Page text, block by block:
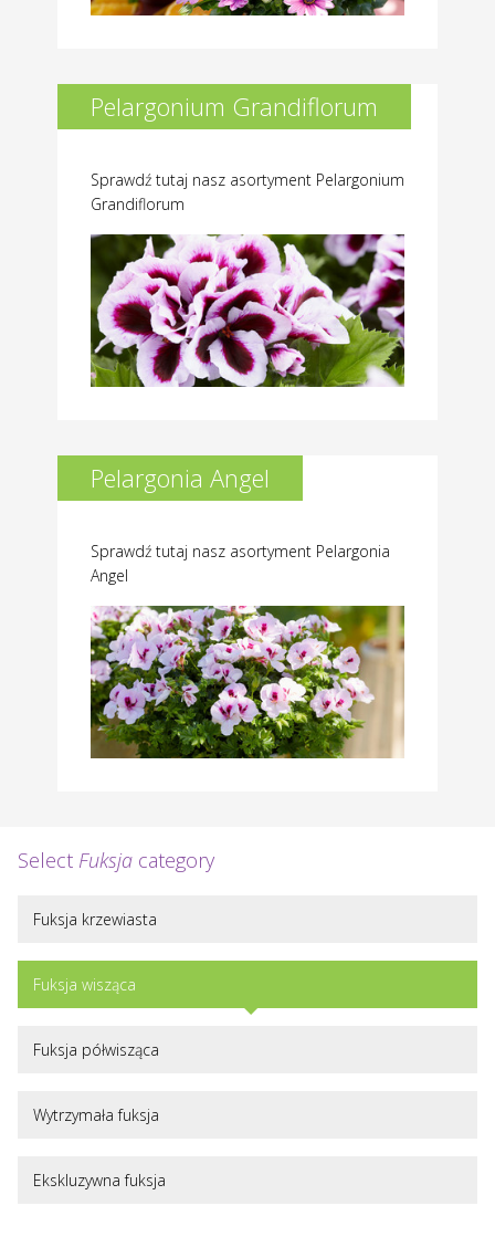
Pelargonium Grandiflorum
Sprawdź tutaj nasz asortyment Pelargonium
Grandiflorum
Pelargonia Angel
Sprawdź tutaj nasz asortyment Pelargonia
Angel
Select Fuksja category
Fuksja krzewiasta
Fuksja wisząca
Fuksja półwisząca
Wytrzymała fuksja
Ekskluzywna fuksja